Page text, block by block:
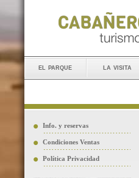
el parque la visita
Info. y reservas
Condiciones Ventas
Política Privacidad